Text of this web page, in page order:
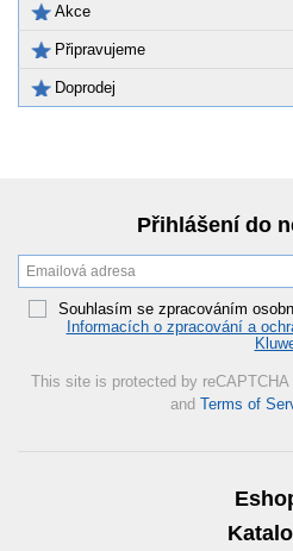
Akce
Připravujeme
Doprodej
Přihlášení do
Souhlasím se zpracováním
Informacích o zpracování a
This site is protected by reCAPTCHA
and Terms of